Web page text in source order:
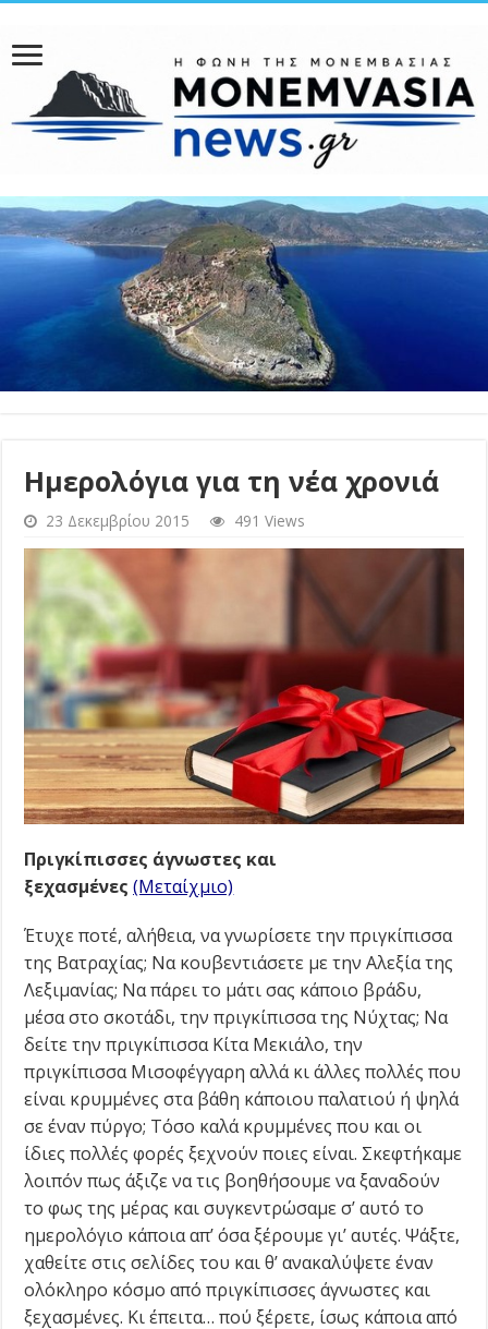
Ημερολόγια για τη νέα χρονιά
23 Δεκεμβρίου 2015 491 Views
Πριγκίπισσες άγνωστες και
ξεχασμένες (Μεταίχμιο)
Έτυχε ποτέ, αλήθεια, να γνωρίσετε την πριγκίπισσα
της Βατραχίας; Να κουβεντιάσετε με την Αλεξία της
Λεξιμανίας; Να πάρει το μάτι σας κάποιο βράδυ,
μέσα στο σκοτάδι, την πριγκίπισσα της Νύχτας; Να
δείτε την πριγκίπισσα Κίτα Μεκιάλο, την
πριγκίπισσα Μισοφέγγαρη αλλά κι άλλες πολλές που
είναι κρυμμένες στα βάθη κάποιου παλατιού ή ψηλά
σε έναν πύργο; Τόσο καλά κρυμμένες που και οι
ίδιες πολλές φορές ξεχνούν ποιες είναι. Σκεφτήκαμε
λοιπόν πως άξιζε να τις βοηθήσουμε να ξαναδούν
το φως της μέρας και συγκεντρώσαμε σ’ αυτό το
ημερολόγιο κάποια απ’ όσα ξέρουμε γι’ αυτές. Ψάξτε,
χαθείτε στις σελίδες του και θ’ ανακαλύψετε έναν
ολόκληρο κόσμο από πριγκίπισσες άγνωστες και
ξεχασμένες. Κι έπειτα… πού ξέρετε, ίσως κάποια από